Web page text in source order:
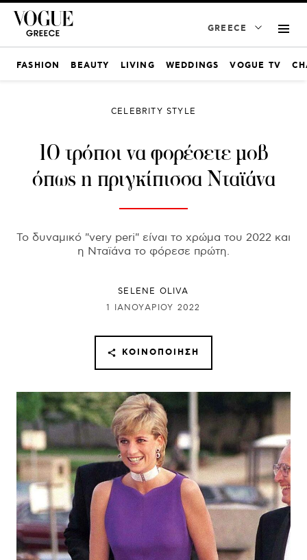
GREECE
FASHION BEAUTY LIVING WEDDINGS VOGUE TV
CELEBRITY STYLE
10 τρόποι να φορέσετε μοβ
όπως η πριγκίπισσα Νταϊάνα
Το δυναμικό "very peri" είναι το χρώμα του 2022 και
η Νταϊάνα το φόρεσε πρώτη.
SELENE OLIVA
1 ΙΑΝΟΥΑΡΊΟΥ 2022
ΚΟΙΝΟΠΟΊΗΣΗ